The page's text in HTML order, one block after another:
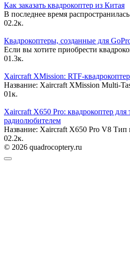
Как заказать квадрокоптер из Китая
В последнее время
02.2к.
Квадрокоптеры, созданные для
Если вы хотите приобрести
01.3к.
Xaircraft XMission: RTF-
Название: Xaircraft XMission Multi-
01к.
Xaircraft X650 Pro: квадрокоптер для
радиолюбителем
Название: Xaircraft X650 Pro V8 Тип
02.2к.
© 2026 quadrocoptery.ru